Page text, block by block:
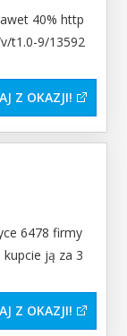
40% http
t1.0-9/13592
Z OKAZJI
6478 firmy
ją za 3
Z OKAZJI